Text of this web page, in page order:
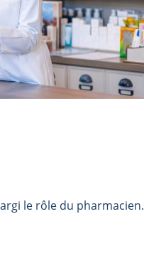
le rôle du pharmacien.